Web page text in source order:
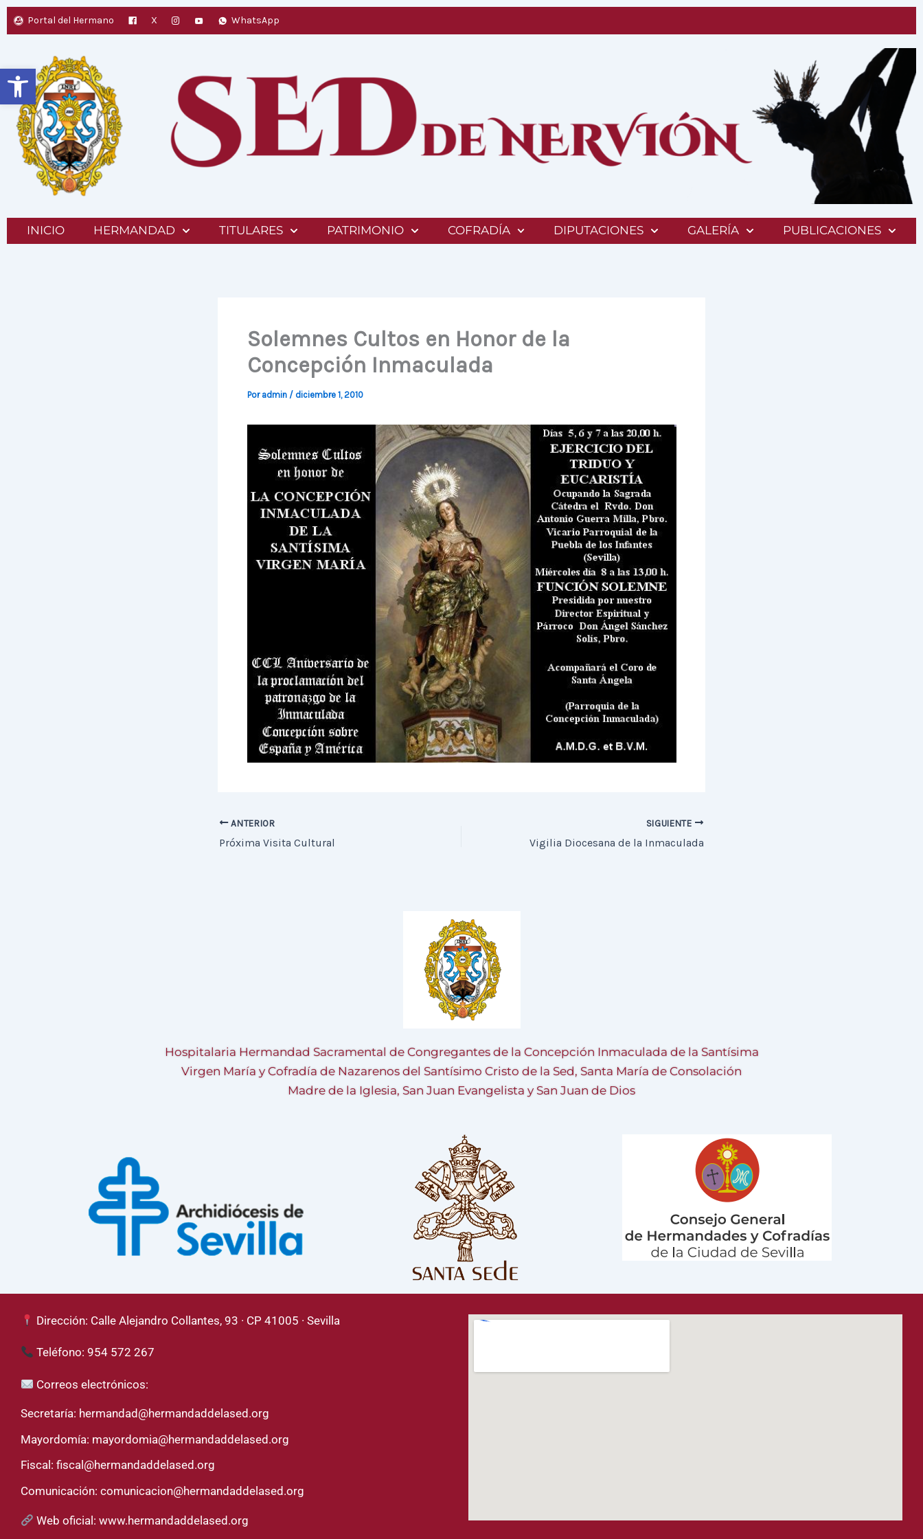
Abrir barra de herramientas
Portal del Hermano X WhatsApp
INICIO HERMANDAD TITULARES PATRIMONIO COFRADÍA DIPUTACIONES GALERÍA PUBLICACIONES
Solemnes Cultos en Honor de la
Concepción Inmaculada
Por admin / diciembre 1, 2010
ANTERIOR
Próxima Visita Cultural
SIGUIENTE
Vigilia Diocesana de la Inmaculada
Hospitalaria Hermandad Sacramental de Congregantes de la Concepción Inmaculada de la Santísima
Virgen María y Cofradía de Nazarenos del Santísimo Cristo de la Sed, Santa María de Consolación
Madre de la Iglesia, San Juan Evangelista y San Juan de Dios
Dirección: Calle Alejandro Collantes, 93 · CP 41005 · Sevilla
Teléfono: 954 572 267
Correos electrónicos:
Secretaría: hermandad@hermandaddelased.org
Mayordomía: mayordomia@hermandaddelased.org
Fiscal: fiscal@hermandaddelased.org
Comunicación: comunicacion@hermandaddelased.org
Web oficial:www.hermandaddelased.org